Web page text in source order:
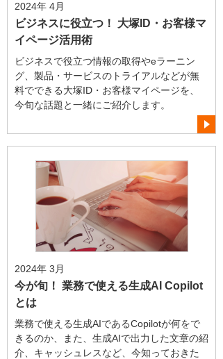
2024年 4月
ビジネスに役立つ！ 大塚ID・お客様マ
イページ活用術
ビジネスで役立つ情報の取得やeラーニン
グ、製品・サービスのトライアルなどが無
料でできる大塚ID・お客様マイページを、
今旬な話題と一緒にご紹介します。
2024年 3月
今が旬！ 業務で使える生成AI Copilot
とは
業務で使える生成AIであるCopilotが何をで
きるのか、また、生成AIで出力した文章の紹
介、キャッシュレスなど、今知っておきた